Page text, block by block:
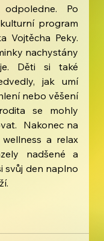
Po
program
Vojtěcha Peky.
nachystány
Děti si také
jak umí
nebo věšení
se mohly
Nakonec na
a relax
nadšené a
svůj den naplno